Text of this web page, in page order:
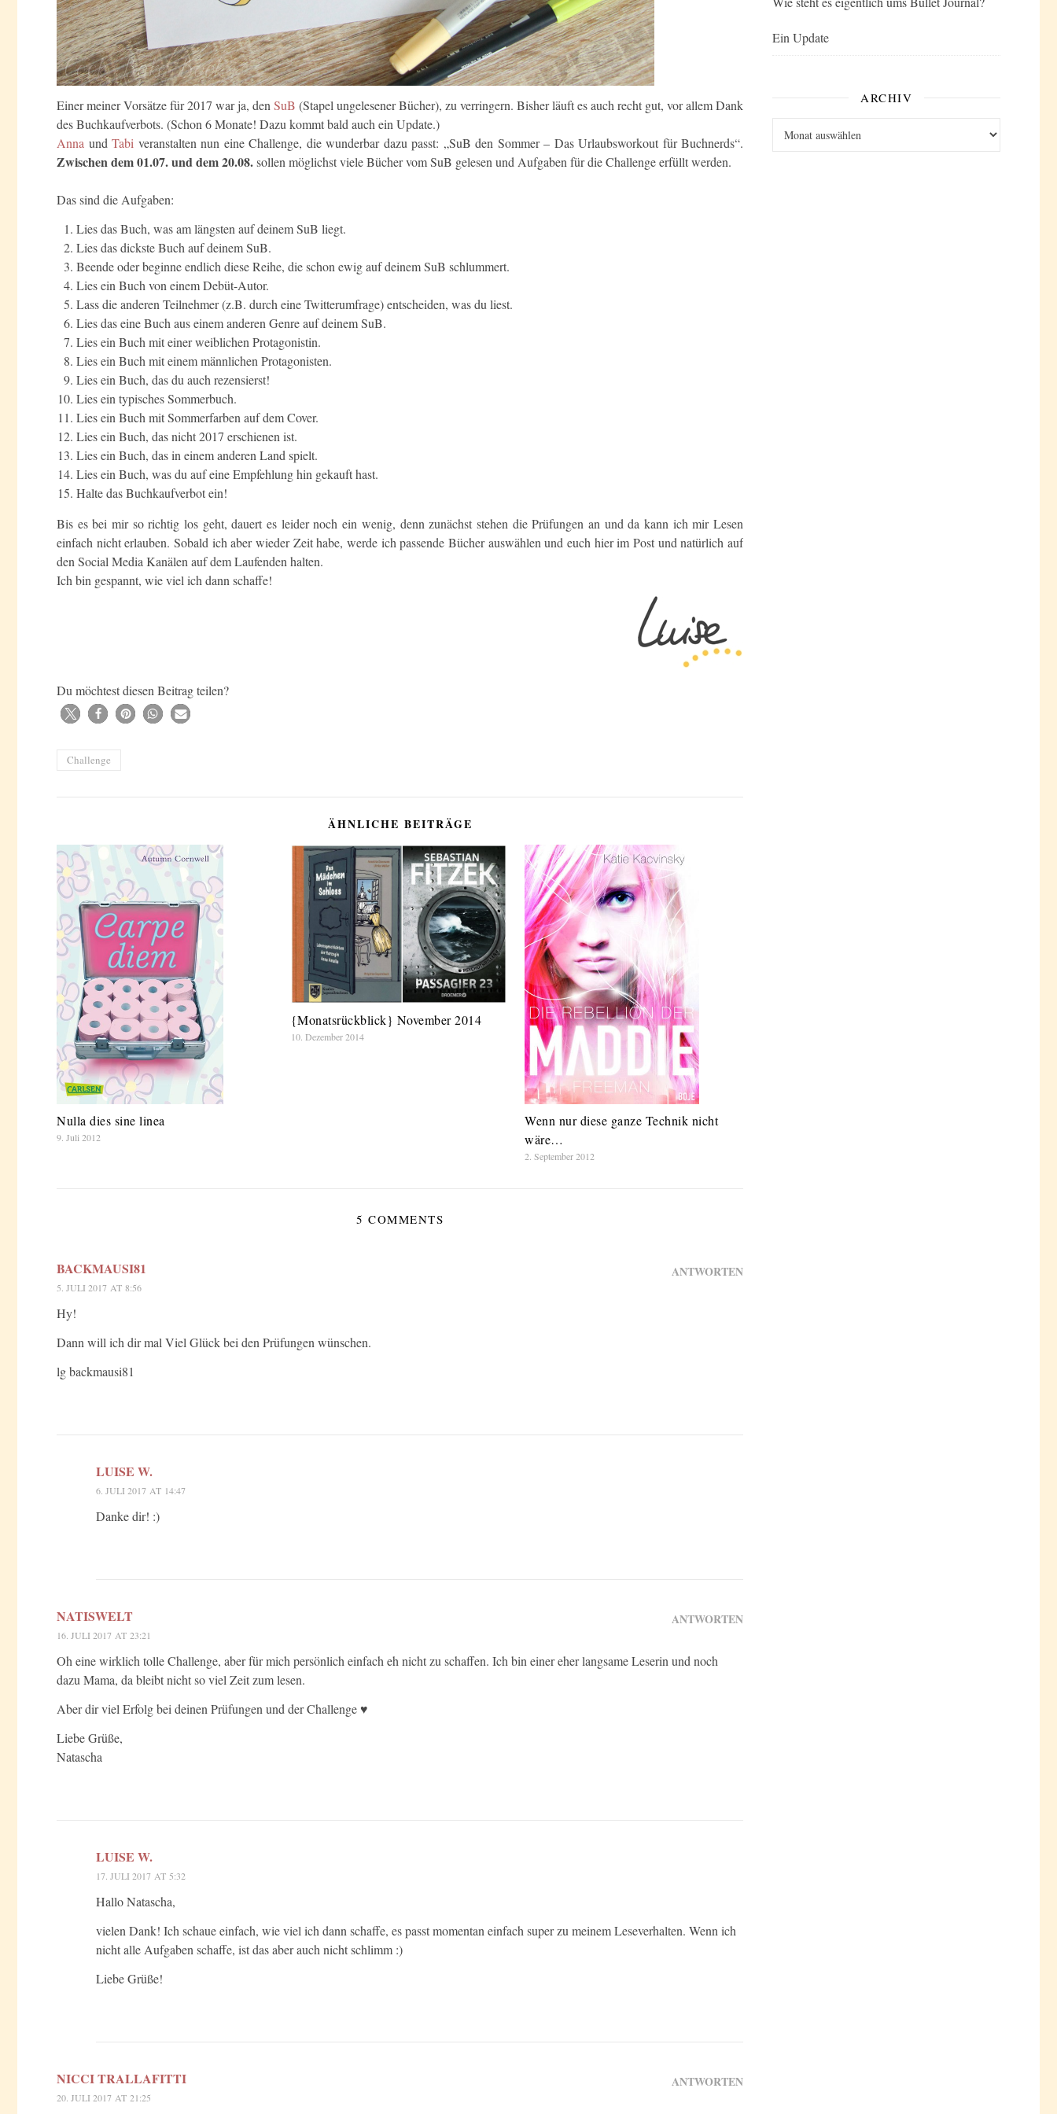
Einer meiner Vorsätze für 2017 war ja, den SuB (Stapel ungelesener Bücher), zu verringern. Bisher läuft es auch recht gut, vor allem Dank
des Buchkaufverbots. (Schon 6 Monate! Dazu kommt bald auch ein Update.)
Anna und Tabi veranstalten nun eine Challenge, die wunderbar dazu passt: „SuB den Sommer – Das Urlaubsworkout für Buchnerds“.
Zwischen dem 01.07. und dem 20.08.sollen möglichst viele Bücher vom SuB gelesen und Aufgaben für die Challenge erfüllt werden.
Das sind die Aufgaben:
Lies das Buch, was am längsten auf deinem SuB liegt.
Lies das dickste Buch auf deinem SuB.
Beende oder beginne endlich diese Reihe, die schon ewig auf deinem SuB schlummert.
Lies ein Buch von einem Debüt-Autor.
Lass die anderen Teilnehmer (z.B. durch eine Twitterumfrage) entscheiden, was du liest.
Lies das eine Buch aus einem anderen Genre auf deinem SuB.
Lies ein Buch mit einer weiblichen Protagonistin.
Lies ein Buch mit einem männlichen Protagonisten.
Lies ein Buch, das du auch rezensierst!
Lies ein typisches Sommerbuch.
Lies ein Buch mit Sommerfarben auf dem Cover.
Lies ein Buch, das nicht 2017 erschienen ist.
Lies ein Buch, das in einem anderen Land spielt.
Lies ein Buch, was du auf eine Empfehlung hin gekauft hast.
Halte das Buchkaufverbot ein!
Bis es bei mir so richtig los geht, dauert es leider noch ein wenig, denn zunächst stehen die Prüfungen an und da kann ich mir Lesen
einfach nicht erlauben. Sobald ich aber wieder Zeit habe, werde ich passende Bücher auswählen und euch hier im Post und natürlich auf
den Social Media Kanälen auf dem Laufenden halten.
Ich bin gespannt, wie viel ich dann schaffe!
Du möchtest diesen Beitrag teilen?
Challenge
ÄHNLICHE BEITRÄGE
Nulla dies sine linea
9. Juli 2012
{Monatsrückblick} November 2014
10. Dezember 2014
Wenn nur diese ganze Technik nicht
wäre…
2. September 2012
5 COMMENTS
BACKMAUSI81
5. JULI 2017 AT 8:56
ANTWORTEN
Hy!
Dann will ich dir mal Viel Glück bei den Prüfungen wünschen.
lg backmausi81
LUISE W.
6. JULI 2017 AT 14:47
Danke dir! :)
NATISWELT
16. JULI 2017 AT 23:21
ANTWORTEN
Oh eine wirklich tolle Challenge, aber für mich persönlich einfach eh nicht zu schaffen. Ich bin einer eher langsame Leserin und noch
dazu Mama, da bleibt nicht so viel Zeit zum lesen.
Aber dir viel Erfolg bei deinen Prüfungen und der Challenge ♥
Liebe Grüße,
Natascha
LUISE W.
17. JULI 2017 AT 5:32
Hallo Natascha,
vielen Dank! Ich schaue einfach, wie viel ich dann schaffe, es passt momentan einfach super zu meinem Leseverhalten. Wenn ich
nicht alle Aufgaben schaffe, ist das aber auch nicht schlimm :)
Liebe Grüße!
NICCI TRALLAFITTI
20. JULI 2017 AT 21:25
ANTWORTEN
Ein Update
ARCHIV